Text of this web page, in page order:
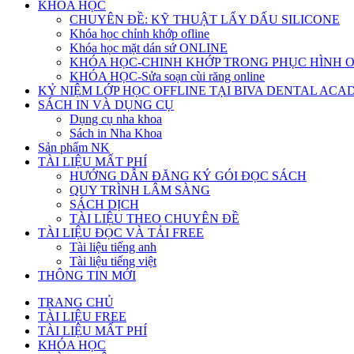
KHÓA HỌC
CHUYÊN ĐỀ: KỸ THUẬT LẤY DẤU SILICONE
Khóa học chỉnh khớp ofline
Khóa học mặt dán sứ ONLINE
KHÓA HỌC-CHINH KHỚP TRONG PHỤC HÌNH
KHÓA HỌC-Sửa soạn cùi răng online
KỶ NIỆM LỚP HỌC OFFLINE TẠI BIVA DENTAL
SÁCH IN VÀ DỤNG CỤ
Dụng cụ nha khoa
Sách in Nha Khoa
Sản phẩm NK
TÀI LIỆU MẤT PHÍ
HƯỚNG DẪN ĐĂNG KÝ GÓI ĐỌC SÁCH
QUY TRÌNH LÂM SÀNG
SÁCH DỊCH
TÀI LIỆU THEO CHUYÊN ĐỀ
TÀI LIỆU ĐỌC VÀ TẢI FREE
Tài liệu tiếng anh
Tài liệu tiếng việt
THÔNG TIN MỚI
TRANG CHỦ
TÀI LIỆU FREE
TÀI LIỆU MẤT PHÍ
KHÓA HỌC